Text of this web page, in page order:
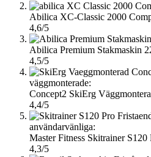
Abilica XC-Classic 2000
4,6/5
Abilica Premium Stakmaskin
4,5/5
väggmonterade:
Concept2 SkiErg
4,4/5
användarvänliga:
Master Fitness Skitrainer S120
4,3/5